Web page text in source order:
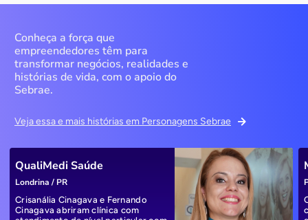
Conheça a força que
empreendedores têm para
transformar negócios, realidades e
histórias de vida, com o apoio do
Sebrae.
Veja essa e mais histórias em Personagens Sebrae
QualiMedi Saúde
Londrina / PR
Crisanália Cinagava e Fernando
Cinagava abriram clínica com